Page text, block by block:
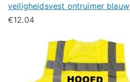
veiligheidsvest ontruimer blauw
€12.04